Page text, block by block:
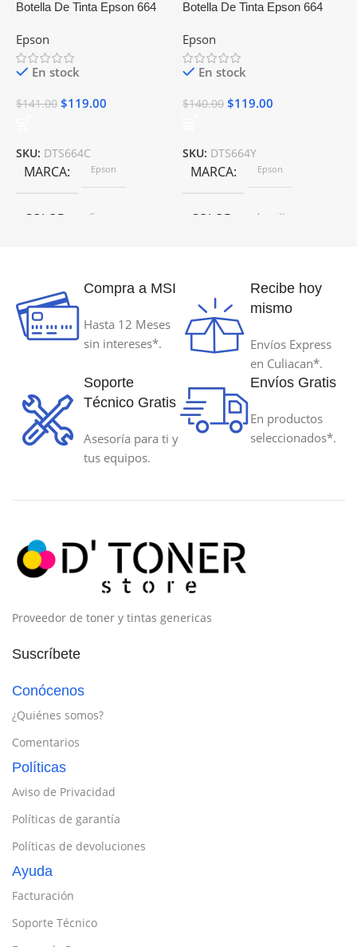
Botella De Tinta Epson 664
Epson
En stock
$141.00 $119.00
SKU: DTS664C
MARCA Epson
COLOR Cyan
664C-70ml
PAGINAS AL 5% DE COBERTURA
TECNOLOGÍA DE IMPRESIÓN
Botella De Tinta Epson 664
Epson
En stock
$140.00 $119.00
SKU: DTS664Y
MARCA Epson
COLOR Amarillo
664Y-70ml
PAGINAS AL 5% DE
70 ml
TECNOLOGÍA DE
Compra a MSI
Hasta 12 Meses
sin intereses*.
Recibe hoy
mismo
Envíos Express
en Culiacan*.
Soporte
Técnico Gratis
Asesoría para ti y
tus equipos.
Envíos Gratis
En productos
seleccionados*.
Proveedor de toner y tintas genericas
Suscríbete
Conócenos
¿Quiénes somos?
Comentarios
Políticas
Aviso de Privacidad
Políticas de garantía
Políticas de devoluciones
Ayuda
Facturación
Soporte Técnico